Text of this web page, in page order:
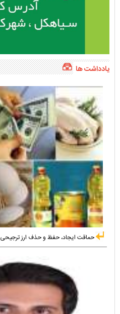
یادداشت ها
حماقت ایجاد، حفظ و حذف ارز ترجیحی